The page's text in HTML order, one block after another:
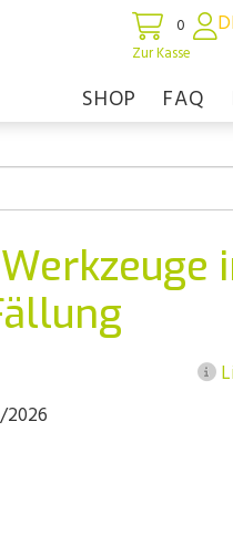
0
Zur Kasse
SHOP FAQ
2026